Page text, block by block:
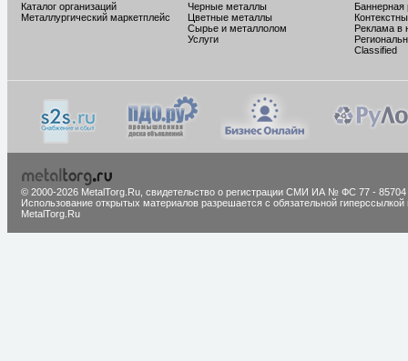
Каталог организаций
Металлургический маркетплейс
Черные металлы
Цветные металлы
Сырье и металлолом
Услуги
Баннерная
Реклама в
Classified
© 2000-2026 MetalTorg.Ru, cвидетельство о регистрации СМИ ИА № ФС 77 - 85704
Использование открытых материалов разрешается с обязательной гиперссылкой
MetalTorg.Ru